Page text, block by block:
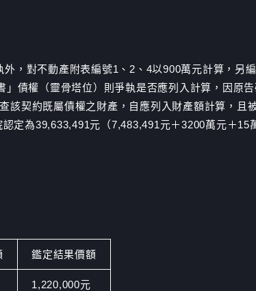
，對不動產附表編號1、2、4以900萬元計算，另
債權（靈骨塔位）則爭執是否應列入計算，因原
該契約既屬債權之財產，自應列入財產額計算，且
定為39,633,491元（7,483,491元＋3200萬元＋15
鑑定結果價額
1,220,000元